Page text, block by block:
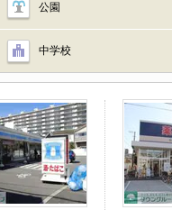
公園
中学校